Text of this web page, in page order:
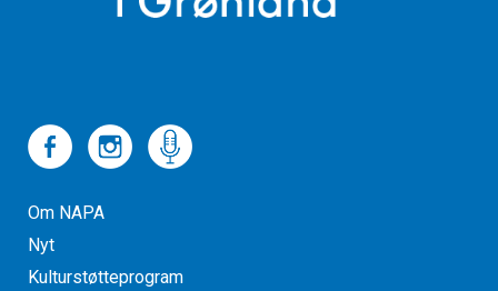
Om NAPA
Nyt
Kulturstøtteprogram